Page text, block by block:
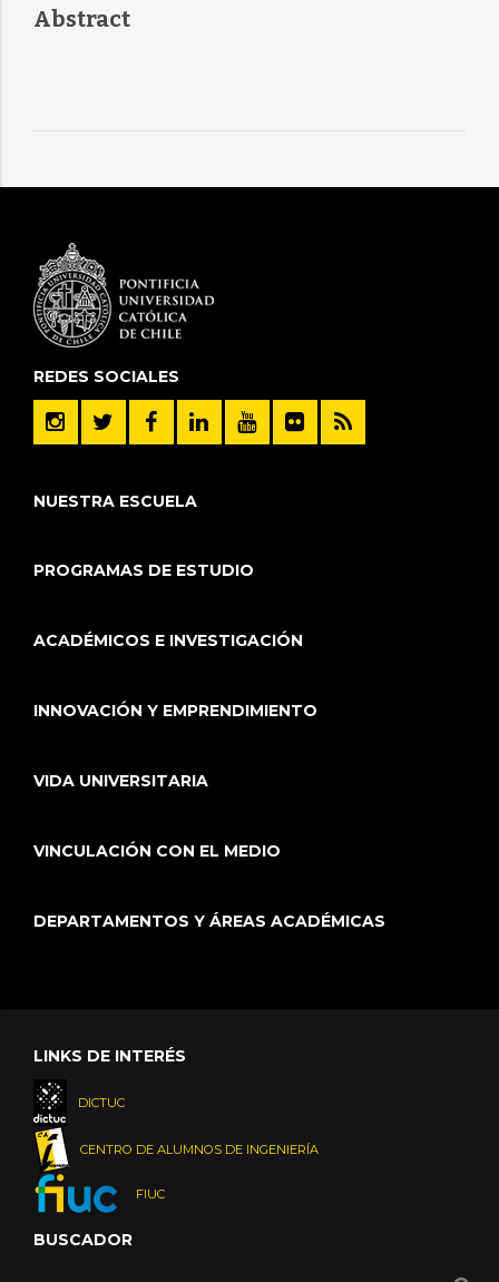
Abstract
REDES SOCIALES
NUESTRA ESCUELA
PROGRAMAS DE ESTUDIO
ACADÉMICOS E INVESTIGACIÓN
INNOVACIÓN Y EMPRENDIMIENTO
VIDA UNIVERSITARIA
VINCULACIÓN CON EL MEDIO
DEPARTAMENTOS Y ÁREAS ACADÉMICAS
LINKS DE INTERÉS
DICTUC
CENTRO DE ALUMNOS DE INGENIERÍA
FIUC
BUSCADOR